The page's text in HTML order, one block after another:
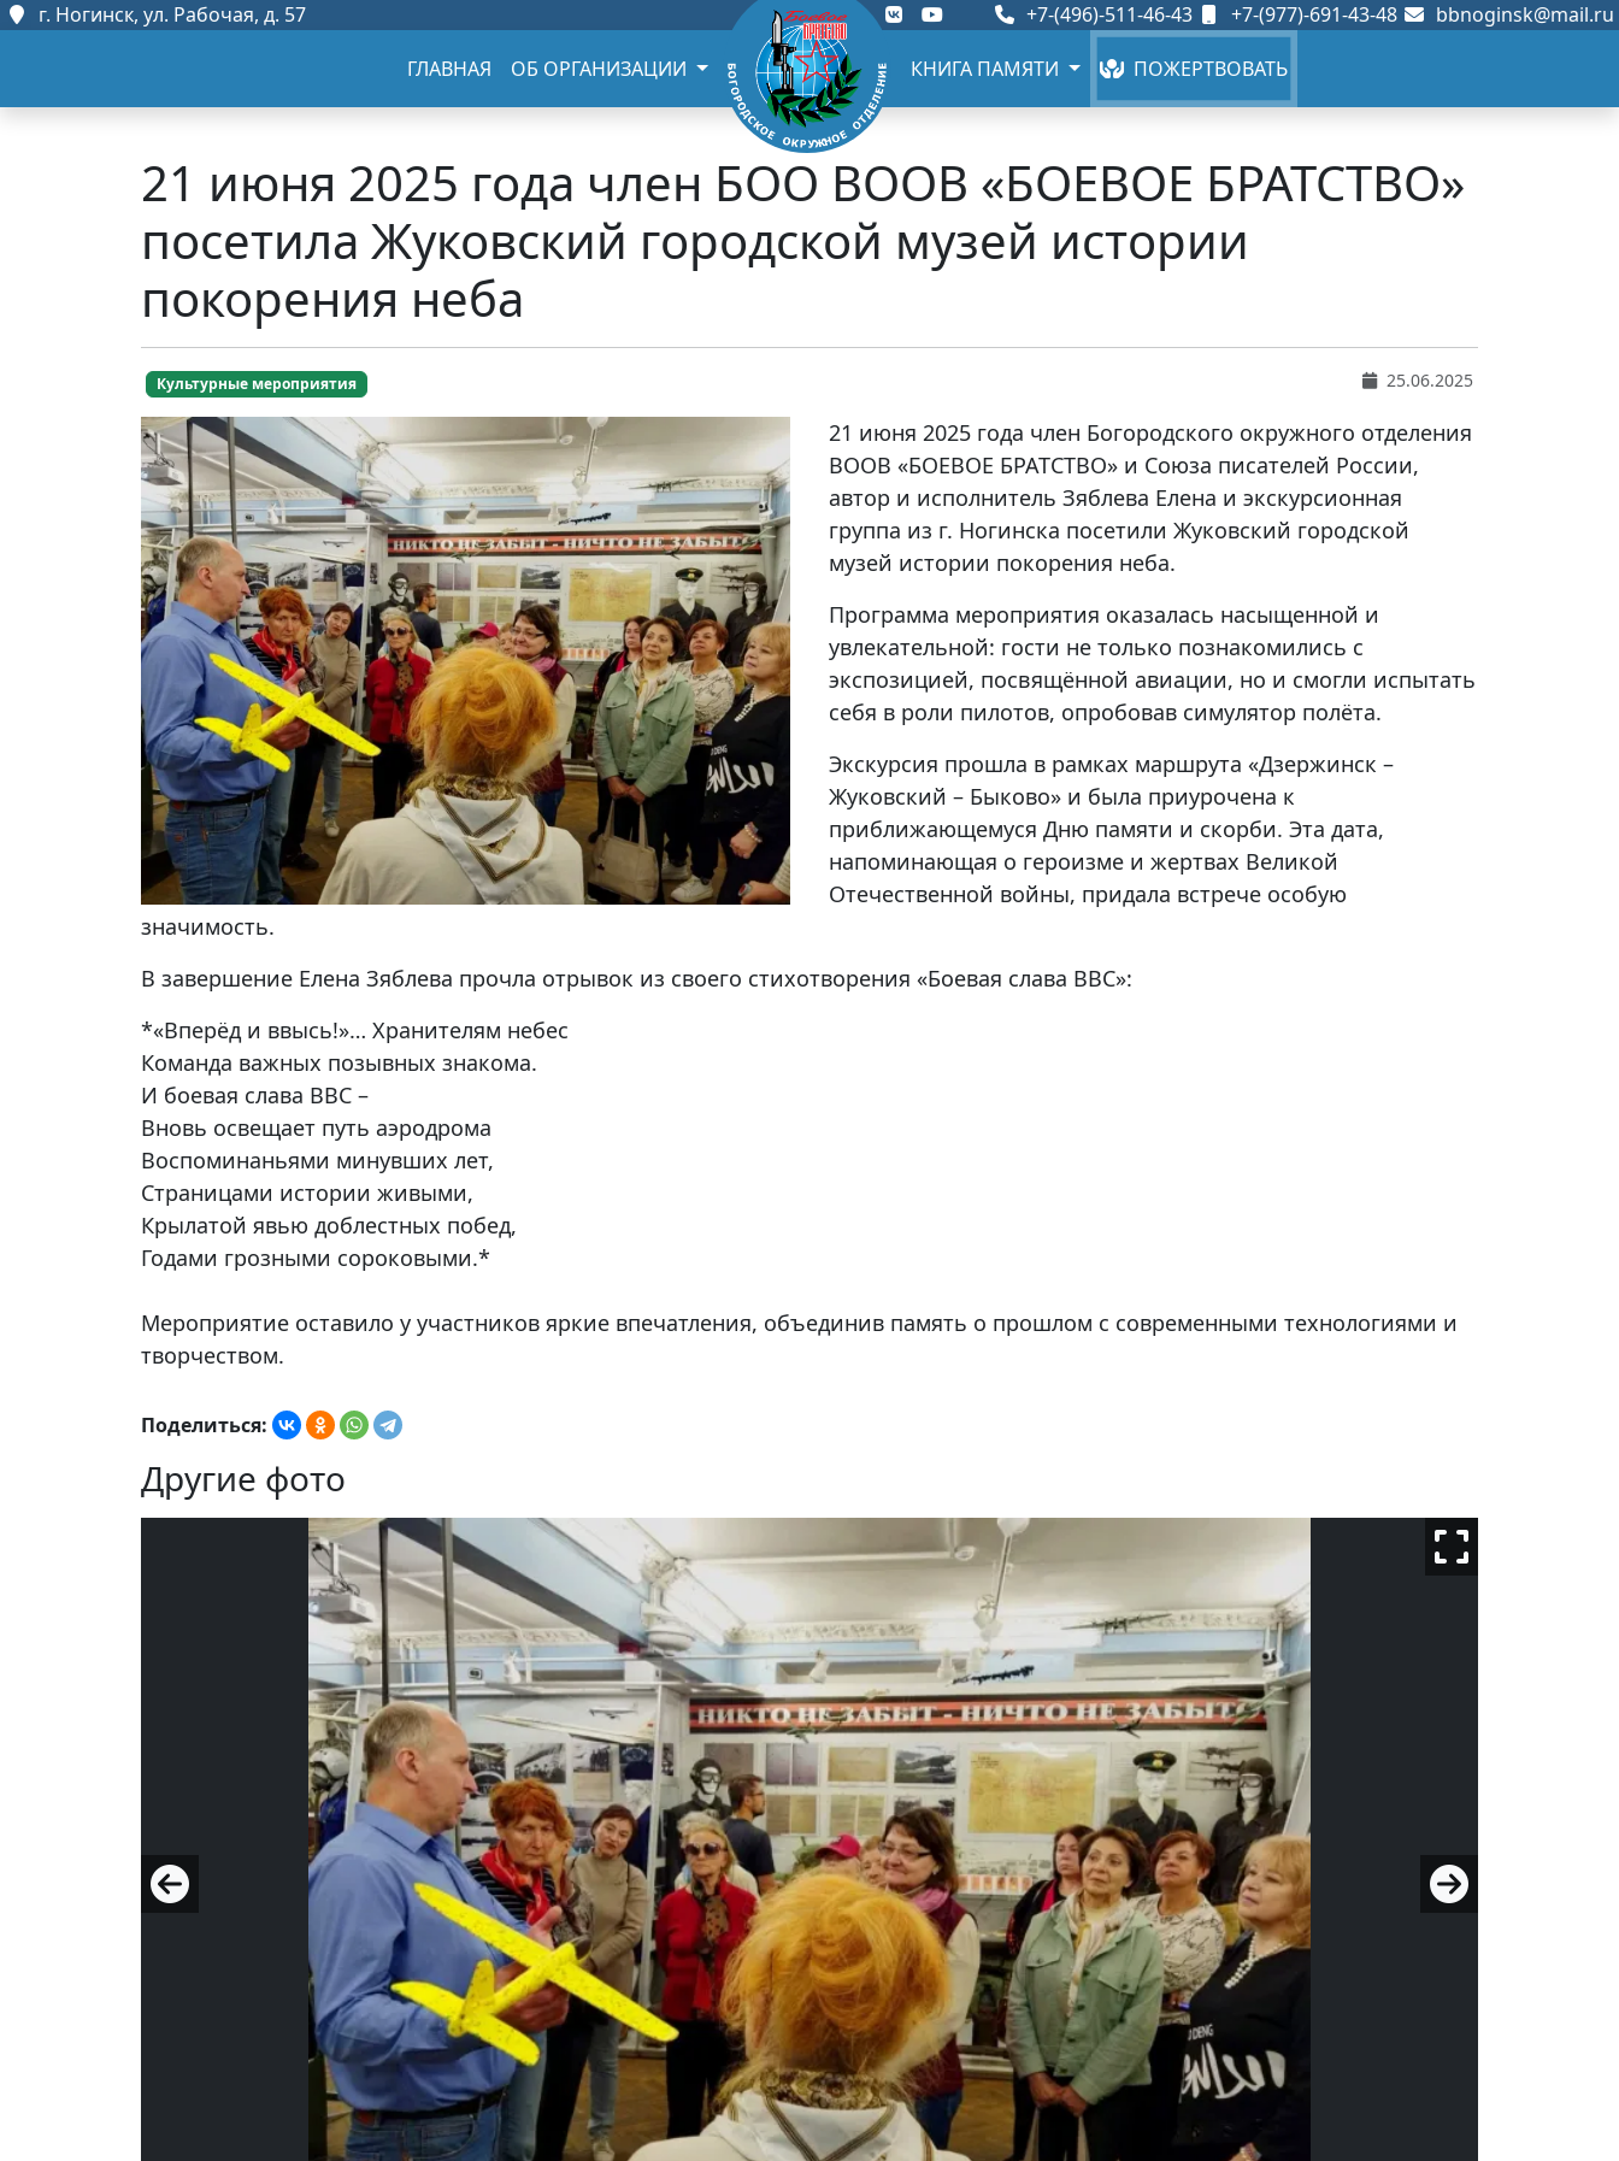
г. Ногинск, ул. Рабочая, д. 57 +7-(496)-511-46-43 +7-(977)-691-43-48 bbnoginsk@mail.ru
ГЛАВНАЯ ОБ ОРГАНИЗАЦИИ КНИГА ПАМЯТИ ПОЖЕРТВОВАТЬ
21 июня 2025 года член БОО ВООВ «БОЕВОЕ БРАТСТВО»
посетила Жуковский городской музей истории
покорения неба
Культурные мероприятия 25.06.2025
21 июня 2025 года член Богородского окружного отделения
ВООВ «БОЕВОЕ БРАТСТВО» и Союза писателей России,
автор и исполнитель Зяблева Елена и экскурсионная
группа из г. Ногинска посетили Жуковский городской
музей истории покорения неба.
Программа мероприятия оказалась насыщенной и
увлекательной: гости не только познакомились с
экспозицией, посвящённой авиации, но и смогли испытать
себя в роли пилотов, опробовав симулятор полёта.
Экскурсия прошла в рамках маршрута «Дзержинск –
Жуковский – Быково» и была приурочена к
приближающемуся Дню памяти и скорби. Эта дата,
напоминающая о героизме и жертвах Великой
Отечественной войны, придала встрече особую
значимость.
В завершение Елена Зяблева прочла отрывок из своего стихотворения «Боевая слава ВВС»:
*«Вперёд и ввысь!»… Хранителям небес
Команда важных позывных знакома.
И боевая слава ВВС –
Вновь освещает путь аэродрома
Воспоминаньями минувших лет,
Страницами истории живыми,
Крылатой явью доблестных побед,
Годами грозными сороковыми.*
Мероприятие оставило у участников яркие впечатления, объединив память о прошлом с современными технологиями и
творчеством.
Поделиться:
Другие фото